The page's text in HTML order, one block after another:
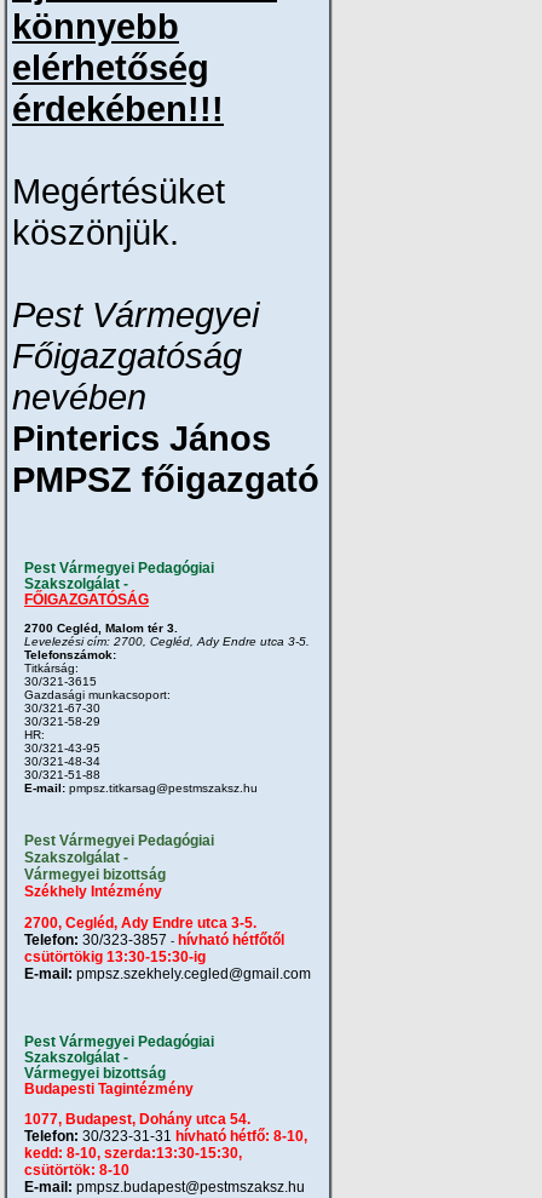
könnyebb
elérhetőség
érdekében!!!
Megértésüket
köszönjük.
Pest Vármegyei
Főigazgatóság
nevében
Pinterics János
PMPSZ főigazgató
Pest Vármegyei Pedagógiai
Szakszolgálat -
FŐIGAZGATÓSÁG
2700 Cegléd, Malom tér 3.
Levelezési cím: 2700, Cegléd, Ady Endre utca 3-5.
Telefonszámok:
Titkárság:
30/321-3615
Gazdasági munkacsoport:
30/321-67-30
30/321-58-29
HR:
30/321-43-95
30/321-48-34
30/321-51-88
E-mail: pmpsz.titkarsag@pestmszaksz.hu
Pest Vármegyei Pedagógiai
Szakszolgálat -
Vármegyei bizottság
Székhely Intézmény
2700, Cegléd, Ady Endre utca 3-5.
Telefon: 30/323-3857 - hívható hétfőtől
csütörtökig 13:30-15:30-ig
E-mail: pmpsz.szekhely.cegled@gmail.com
Pest Vármegyei Pedagógiai
Szakszolgálat -
Vármegyei bizottság
Budapesti Tagintézmény
1077, Budapest, Dohány utca 54.
Telefon: 30/323-31-31 hívható hétfő: 8-10,
kedd: 8-10, szerda:13:30-15:30,
csütörtök: 8-10
E-mail: pmpsz.budapest@pestmszaksz.hu